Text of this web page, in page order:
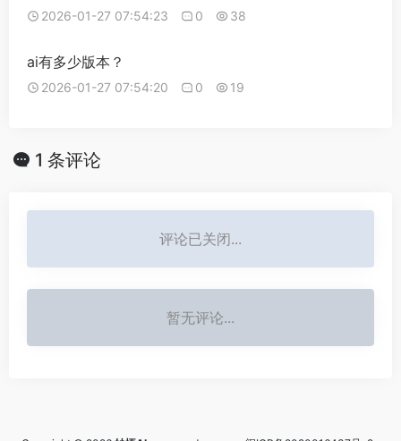
2026-01-27 07:54:23 0 38
ai有多少版本？
2026-01-27 07:54:20 0 19
1 条评论
评论已关闭...
暂无评论...